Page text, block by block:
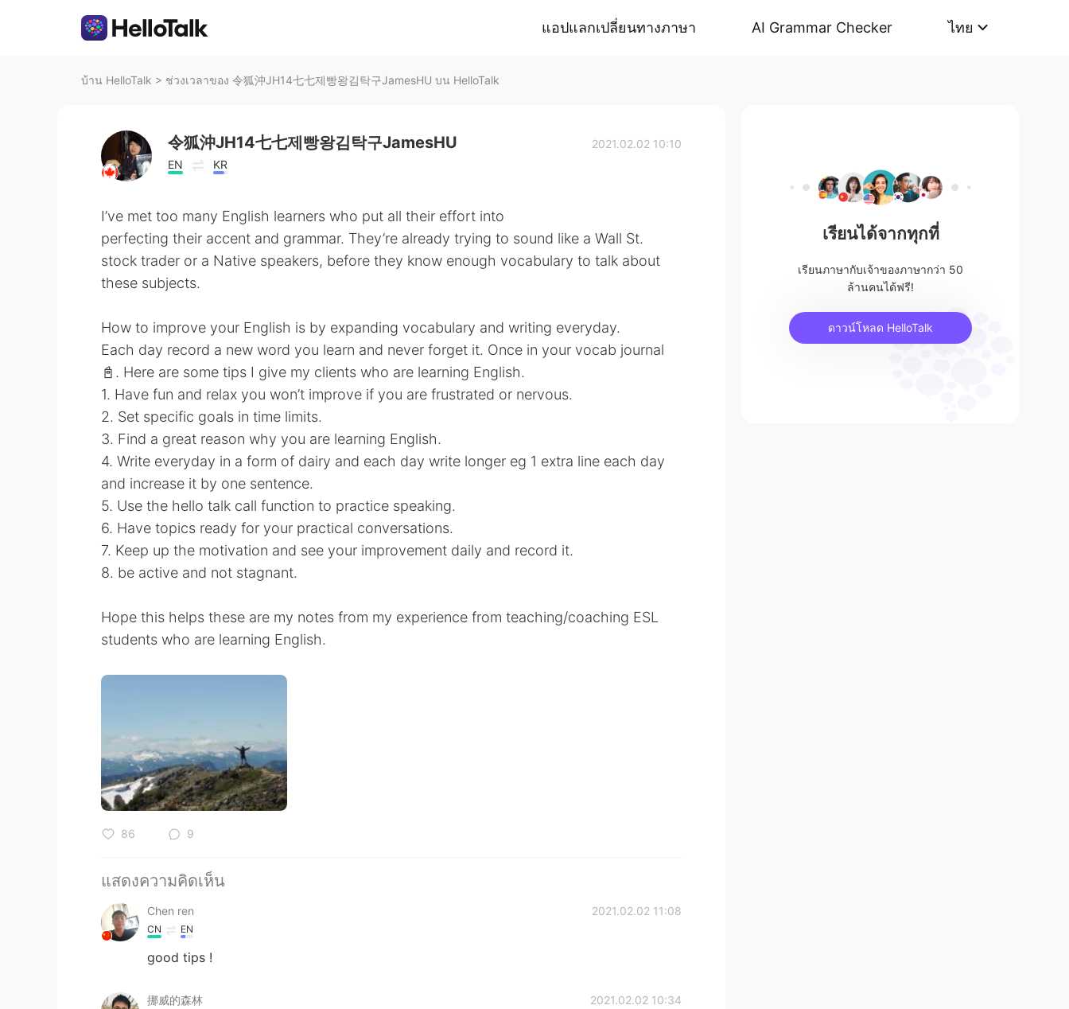
แอปแลกเปลี่ยนทางภาษา AI Grammar Checker ไทย
บ้าน HelloTalk > ช่วงเวลาของ 令狐沖JH14七七제빵왕김탁구JamesHU บน HelloTalk
令狐沖JH14七七제빵왕김탁구JamesHU
EN KR
2021.02.02 10:10
I’ve met too many English learners who put all their effort into
perfecting their accent and grammar. They’re already trying to sound like a Wall St.
stock trader or a Native speakers, before they know enough vocabulary to talk about
these subjects.
How to improve your English is by expanding vocabulary and writing everyday.
Each day record a new word you learn and never forget it. Once in your vocab journal
📓. Here are some tips I give my clients who are learning English.
1. Have fun and relax you won’t improve if you are frustrated or nervous.
2. Set specific goals in time limits.
3. Find a great reason why you are learning English.
4. Write everyday in a form of dairy and each day write longer eg 1 extra line each day
and increase it by one sentence.
5. Use the hello talk call function to practice speaking.
6. Have topics ready for your practical conversations.
7. Keep up the motivation and see your improvement daily and record it.
8. be active and not stagnant.
Hope this helps these are my notes from my experience from teaching/coaching ESL
students who are learning English.
86 9
แสดงความคิดเห็น
Chen ren 2021.02.02 11:08
CN EN
good tips !
挪威的森林 2021.02.02 10:34
เรียนได้จากทุกที่
เรียนภาษากับเจ้าของภาษากว่า 50
ล้านคนได้ฟรี!
ดาวน์โหลด HelloTalk